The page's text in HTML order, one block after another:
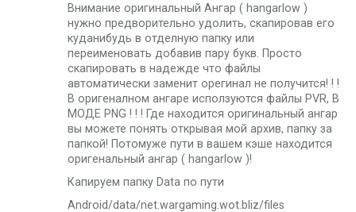
Внимание оригинальный Ангар ( hangarlow )
нужно предворительно удолить, скапировав его
куданибудь в отделную папку или
переименовать добавив пару букв. Просто
скапировать в надежде что файлы
автоматически заменит орегинал не получится! ! !
В оригеналном ангаре исползуются файлы PVR, В
МОДЕ PNG ! ! ! Где находится оригинальный ангар
вы можете понять открывая мой архив, папку за
папкой! Потомуже пути в вашем кэше находится
оригенальный ангар ( hangarlow )!
Капируем папку Data по пути
Android/data/net.wargaming.wot.bliz/files